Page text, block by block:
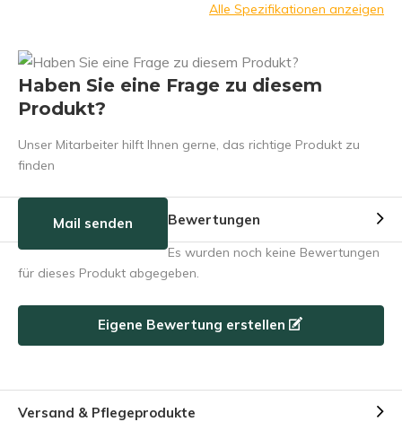
Alle Spezifikationen anzeigen
Haben Sie eine Frage zu diesem
Produkt?
Unser Mitarbeiter hilft Ihnen gerne, das richtige Produkt zu
finden
Mail senden Bewertungen
Es wurden noch keine Bewertungen
für dieses Produkt abgegeben.
Eigene Bewertung erstellen
Versand & Pflegeprodukte